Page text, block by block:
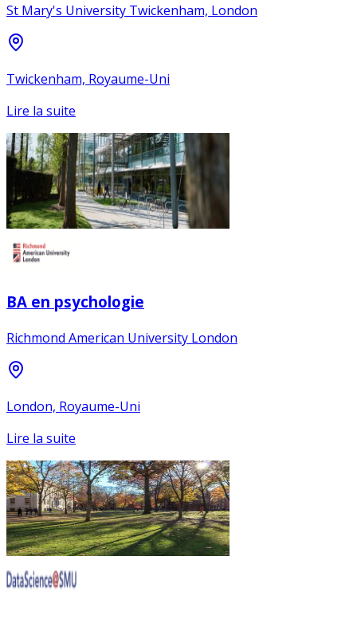
St Mary's University Twickenham, London
Twickenham, Royaume-Uni
Lire la suite
BA en psychologie
Richmond American University London
London, Royaume-Uni
Lire la suite